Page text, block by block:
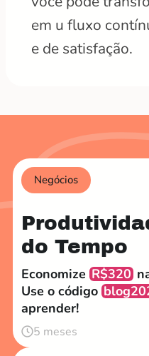
em u fluxo
e de satisfação.
Negócios
do Tempo
Economize R$320
Use o código
aprender!
5 meses